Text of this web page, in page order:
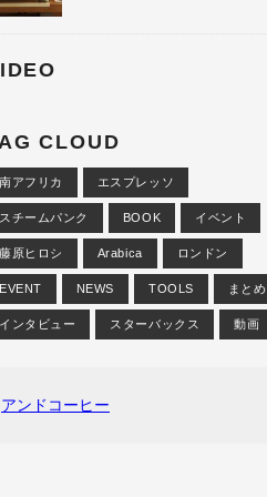
CLOUD
南アフリカ エスプレッソ
スチームパンク BOOK イベント
藤原ヒロシ Arabica ロンドン
EVENT NEWS TOOLS まとめ
インタビュー スターバックス 動画
アンドコーヒー